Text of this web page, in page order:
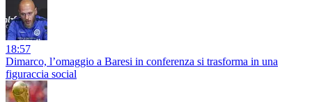
18:57
Dimarco, l’omaggio a Baresi in conferenza si trasforma in una
figuraccia social